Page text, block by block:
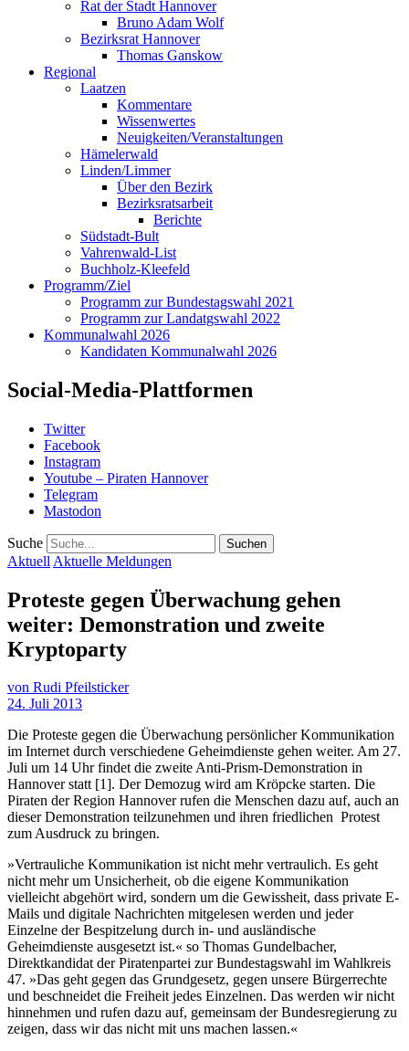
Rat der Stadt Hannover
Bruno Adam Wolf
Bezirksrat Hannover
Thomas Ganskow
Regional
Laatzen
Kommentare
Wissenwertes
Neuigkeiten/Veranstaltungen
Hämelerwald
Linden/Limmer
Über den Bezirk
Bezirksratsarbeit
Berichte
Südstadt-Bult
Vahrenwald-List
Buchholz-Kleefeld
Programm/Ziel
Programm zur Bundestagswahl 2021
Programm zur Landatgswahl 2022
Kommunalwahl 2026
Kandidaten Kommunalwahl 2026
Social-Media-Plattformen
Twitter
Facebook
Instagram
Youtube – Piraten Hannover
Telegram
Mastodon
Suche
Aktuell Aktuelle Meldungen
Proteste gegen Überwachung gehen
weiter: Demonstration und zweite
Kryptoparty
von Rudi Pfeilsticker
24. Juli 2013
Die Proteste gegen die Überwachung persönlicher Kommunikation
im Internet durch verschiedene Geheimdienste gehen weiter. Am 27.
Juli um 14 Uhr findet die zweite Anti-Prism-Demonstration in
Hannover statt [1]. Der Demozug wird am Kröpcke starten. Die
Piraten der Region Hannover rufen die Menschen dazu auf, auch an
dieser Demonstration teilzunehmen und ihren friedlichen Protest
zum Ausdruck zu bringen.
»Vertrauliche Kommunikation ist nicht mehr vertraulich. Es geht
nicht mehr um Unsicherheit, ob die eigene Kommunikation
vielleicht abgehört wird, sondern um die Gewissheit, dass private E-
Mails und digitale Nachrichten mitgelesen werden und jeder
Einzelne der Bespitzelung durch in- und ausländische
Geheimdienste ausgesetzt ist.« so Thomas Gundelbacher,
Direktkandidat der Piratenpartei zur Bundestagswahl im Wahlkreis
47. »Das geht gegen das Grundgesetz, gegen unsere Bürgerrechte
und beschneidet die Freiheit jedes Einzelnen. Das werden wir nicht
hinnehmen und rufen dazu auf, gemeinsam der Bundesregierung zu
zeigen, dass wir das nicht mit uns machen lassen.«